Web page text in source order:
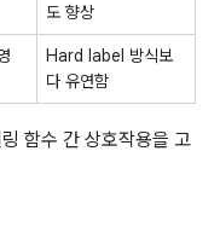
도 향상
Hard label 방식보
다 유연함
함수 간 상호작용을 고